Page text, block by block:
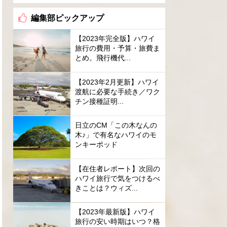
編集部ピックアップ
【2023年完全版】ハワイ
旅行の費用・予算・旅費ま
とめ。飛行機代...
【2023年2月更新】ハワイ
渡航に必要な手続き／ワク
チン接種証明...
日立のCM「この木なんの
木♪」で有名なハワイのモ
ンキーポッド
【在住者レポート】次回の
ハワイ旅行で気をつけるべ
きことは？ウィズ...
【2023年最新版】ハワイ
旅行の安い時期はいつ？格